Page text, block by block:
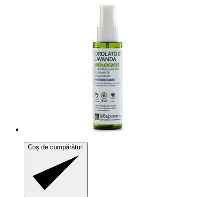
Coș de cumpărături